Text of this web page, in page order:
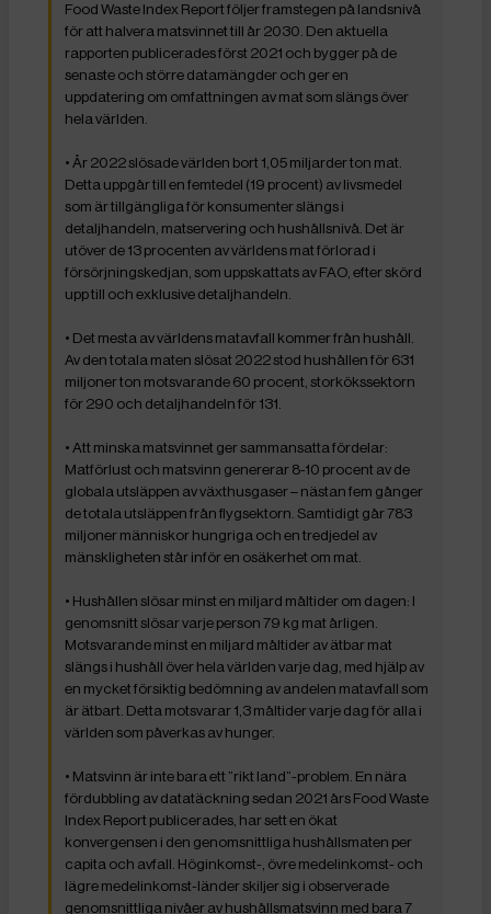
Food Waste Index Report följer framstegen på landsnivå
för att halvera matsvinnet till år 2030. Den aktuella
rapporten publicerades först 2021 och bygger på de
senaste och större datamängder och ger en
uppdatering om omfattningen av mat som slängs över
hela världen.
• År 2022 slösade världen bort 1,05 miljarder ton mat.
Detta uppgår till en femtedel (19 procent) av livsmedel
som är tillgängliga för konsumenter slängs i
detaljhandeln, matservering och hushållsnivå. Det är
utöver de 13 procenten av världens mat förlorad i
försörjningskedjan, som uppskattats av FAO, efter skörd
upp till och exklusive detaljhandeln.
• Det mesta av världens matavfall kommer från hushåll.
Av den totala maten slösat 2022 stod hushållen för 631
miljoner ton motsvarande 60 procent, storkökssektorn
för 290 och detaljhandeln för 131.
• Att minska matsvinnet ger sammansatta fördelar:
Matförlust och matsvinn genererar 8-10 procent av de
globala utsläppen av växthusgaser – nästan fem gånger
de totala utsläppen från flygsektorn. Samtidigt går 783
miljoner människor hungriga och en tredjedel av
mänskligheten står inför en osäkerhet om mat.
• Hushållen slösar minst en miljard måltider om dagen: I
genomsnitt slösar varje person 79 kg mat årligen.
Motsvarande minst en miljard måltider av ätbar mat
slängs i hushåll över hela världen varje dag, med hjälp av
en mycket försiktig bedömning av andelen matavfall som
är ätbart. Detta motsvarar 1,3 måltider varje dag för alla i
världen som påverkas av hunger.
• Matsvinn är inte bara ett ”rikt land”-problem. En nära
fördubbling av datatäckning sedan 2021 års Food Waste
Index Report publicerades, har sett en ökat
konvergensen i den genomsnittliga hushållsmaten per
capita och avfall. Höginkomst-, övre medelinkomst- och
lägre medelinkomst-länder skiljer sig i observerade
genomsnittliga nivåer av hushållsmatsvinn med bara 7